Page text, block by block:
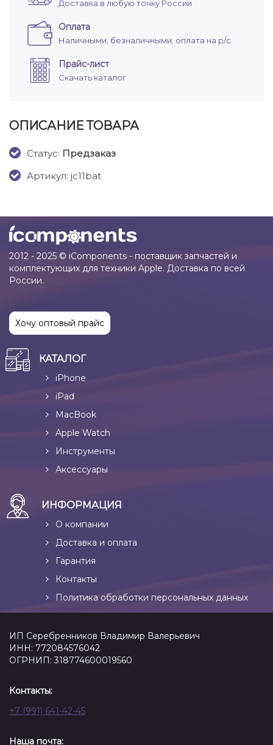
Доставка в любую точку России
Оплата
Наличными, безналичными, оплата на р/с
Прайс-лист
Скачать каталог
ОПИСАНИЕ ТОВАРА
Cтатус: Предзаказ
Артикул: jc11bat
2012 - 2025 © iComponents - поставщик запчастей и
комплектующих для техники Apple. Доставка по всей
России.
Хочу оптовый прайс
КАТАЛОГ
iPhone
iPad
MacBook
Apple Watch
Инструменты
Аксессуары
ИНФОРМАЦИЯ
О компании
Доставка и оплата
Гарантия
Контакты
Политика обработки персональных данных
ИП Серебренников Владимир Валерьевич
ИНН: 772084576042
ОГРНИП: 318774600019560
Контакты:
+7 (991) 641-42-45
Наша почта: